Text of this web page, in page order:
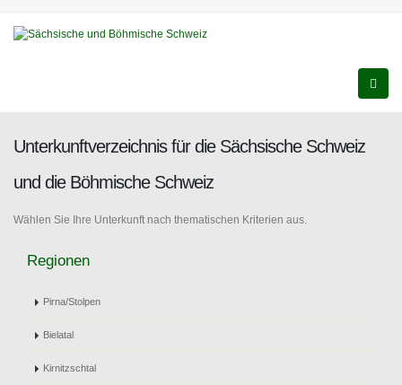
Unterkunftverzeichnis für die Sächsische Schweiz
und die Böhmische Schweiz
Wählen Sie Ihre Unterkunft nach thematischen Kriterien aus.
Regionen
Pirna/Stolpen
Bielatal
Kirnitzschtal